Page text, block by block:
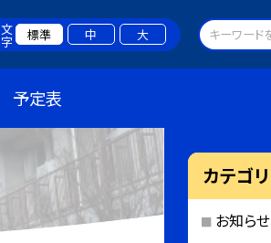
文字 標準 中 大
予定表
カテゴリ
お知らせ